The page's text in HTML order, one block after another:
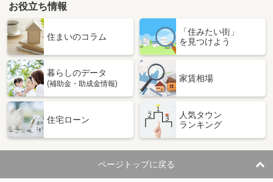
お役立ち情報
住まいのコラム
「住みたい街」
を見つけよう
暮らしのデータ
(補助金・助成金情報)
家賃相場
住宅ローン
人気タウン
ランキング
ページトップに戻る